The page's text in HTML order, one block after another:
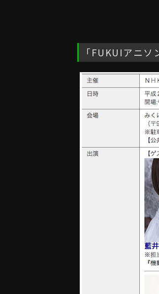
「FUKUIアニ